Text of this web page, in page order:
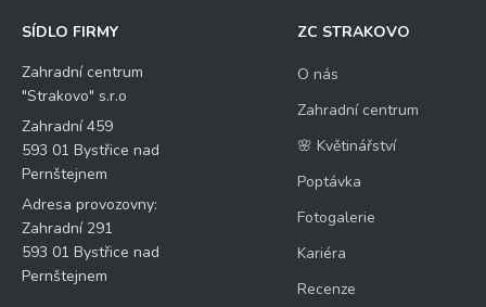
SÍDLO FIRMY
Zahradní centrum
"Strakovo" s.r.o
Zahradní 459
593 01 Bystřice nad
Pernštejnem
Adresa provozovny:
Zahradní 291
593 01 Bystřice nad
Pernštejnem
ZC STRAKOVO
O nás
Zahradní centrum
🌸 Květinářství
Poptávka
Fotogalerie
Kariéra
Recenze